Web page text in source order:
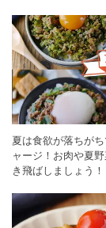
夏は食欲が落ちが
ャージ！お肉や夏
き飛ばしましょう！